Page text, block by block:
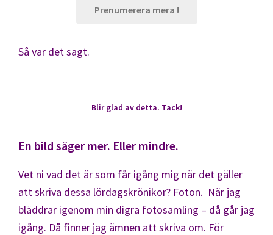
Prenumerera mera !
Så var det sagt.
Blir glad av detta. Tack!
En bild säger mer. Eller mindre.
Vet ni vad det är som får igång mig när det gäller
att skriva dessa lördagskrönikor? Foton. När jag
bläddrar igenom min digra fotosamling – då går jag
igång. Då finner jag ämnen att skriva om. För